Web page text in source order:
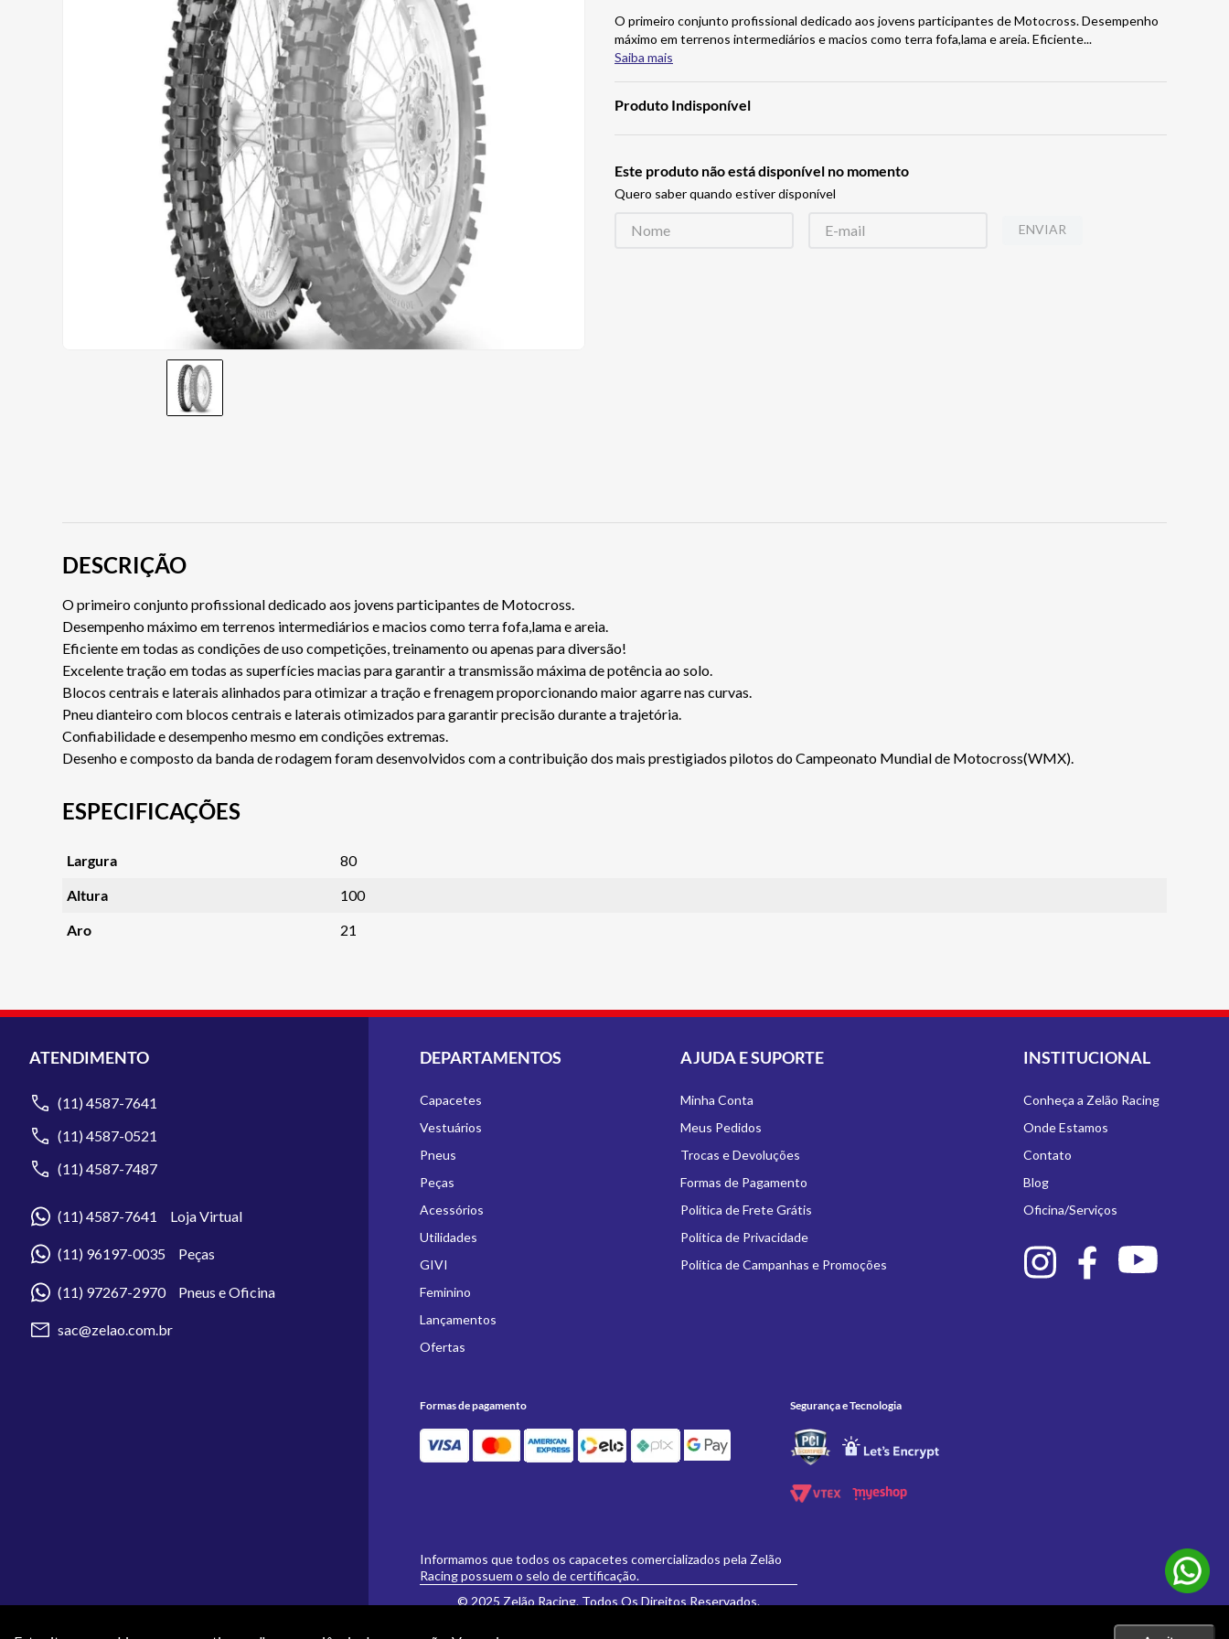
O primeiro conjunto profissional dedicado aos jovens participantes de Motocross. Desempenho
máximo em terrenos intermediários e macios como terra fofa,lama e areia. Eficiente...
Saiba mais
Produto Indisponível
Este produto não está disponível no momento
Quero saber quando estiver disponível
ENVIAR
DESCRIÇÃO
O primeiro conjunto profissional dedicado aos jovens participantes de Motocross.
Desempenho máximo em terrenos intermediários e macios como terra fofa,lama e areia.
Eficiente em todas as condições de uso competições, treinamento ou apenas para diversão!
Excelente tração em todas as superfícies macias para garantir a transmissão máxima de potência ao solo.
Blocos centrais e laterais alinhados para otimizar a tração e frenagem proporcionando maior agarre nas curvas.
Pneu dianteiro com blocos centrais e laterais otimizados para garantir precisão durante a trajetória.
Confiabilidade e desempenho mesmo em condições extremas.
Desenho e composto da banda de rodagem foram desenvolvidos com a contribuição dos mais prestigiados pilotos do Campeonato Mundial de Motocross(WMX).
ESPECIFICAÇÕES
Largura 80
Altura 100
Aro 21
ATENDIMENTO
(11) 4587-7641
(11) 4587-0521
(11) 4587-7487
(11) 4587-7641 Loja Virtual
(11) 96197-0035 Peças
(11) 97267-2970 Pneus e Oficina
sac@zelao.com.br
DEPARTAMENTOS
Capacetes
Vestuários
Pneus
Peças
Acessórios
Utilidades
GIVI
Feminino
Lançamentos
Ofertas
AJUDA E SUPORTE
Minha Conta
Meus Pedidos
Trocas e Devoluções
Formas de Pagamento
Política de Frete Grátis
Política de Privacidade
Política de Campanhas e Promoções
INSTITUCIONAL
Conheça a Zelão Racing
Onde Estamos
Contato
Blog
Oficina/Serviços
Formas de pagamento Segurança e Tecnologia
Informamos que todos os capacetes comercializados pela Zelão
Racing possuem o selo de certificação.
© 2025 Zelão Racing. Todos Os Direitos Reservados.
9º AIROH
10º BOTAS